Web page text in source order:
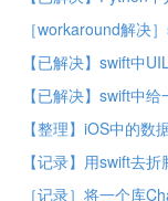
【整理】iOS中的数
【记录】用swift去
［记录］将一个库